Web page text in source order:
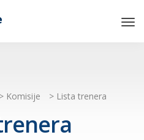
> Komisije > Lista trenera